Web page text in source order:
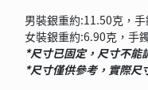
男裝銀重約:11.50克， 手
女裝銀重約:6.90克， 手
*尺寸已固定，尺寸不能
*尺寸僅供參考，實際尺